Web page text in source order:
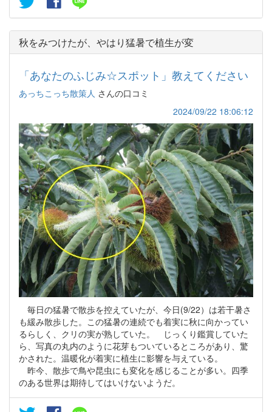
秋をみつけたが、やはり猛暑で植生が変
「あなたのふじみ☆スポット」教えてください
あっちこっち散策人 さんの口コミ
2024/09/22 18:06:12
毎日の猛暑で散歩を控えていたが、今日(9/22）は若干暑さ
も緩み散歩した。この猛暑の連続でも着実に秋に向かってい
るらしく、クリの実が熟していた。 じっくり鑑賞していた
ら、写真の丸内のように花芽もついているところがあり、驚
かされた。温暖化が着実に植生に影響を与えている。
昨今、散歩で鳥や昆虫にも変化を感じることが多い。四季
のある世界は期待してはいけないようだ。